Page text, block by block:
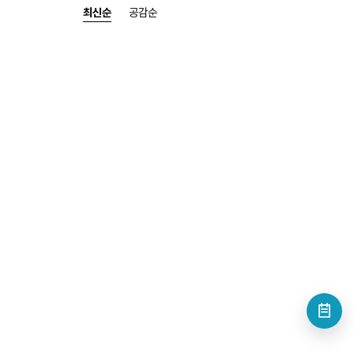
최신순 공감순